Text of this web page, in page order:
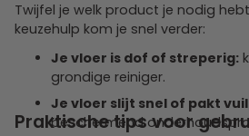
Twijfel je welk product je nodig
keuzehulp kom je snel verder:
Je vloer is dof of streperig:
grondige reiniger.
Je vloer slijt snel of pakt
beschermend
Praktische tips voor